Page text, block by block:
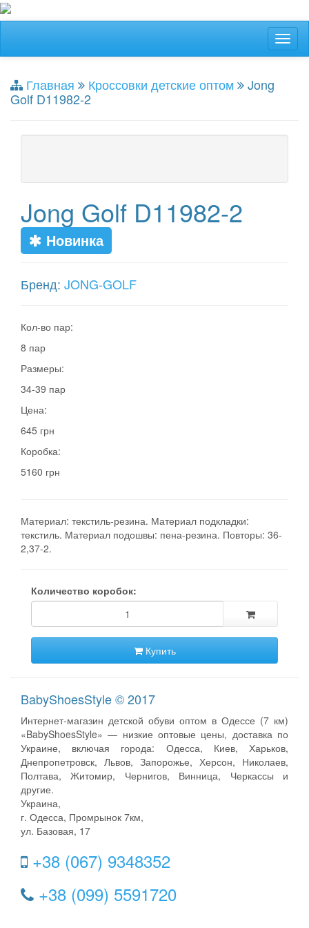
Главная Кроссовки детские оптом
Jong
Golf D11982-2
Jong Golf D11982-2
Новинка
Бренд: JONG-GOLF
Кол-во пар:
8 пар
Размеры:
34-39 пар
Цена:
645 грн
Коробка:
5160 грн
Материал: текстиль-резина. Материал подкладки:
текстиль. Материал подошвы: пена-резина. Повторы: 36-
2,37-2.
Количество коробок:
Купить
BabyShoesStyle © 2017
Интернет-магазин детской обуви оптом в Одессе (7 км)
«BabyShoesStyle» — низкие оптовые цены, доставка по
Украине, включая города: Одесса, Киев, Харьков,
Днепропетровск, Львов, Запорожье, Херсон, Николаев,
Полтава, Житомир, Чернигов, Винница, Черкассы и
другие.
Украина,
г. Одесса, Промрынок 7км,
ул. Базовая, 17
+38 (067) 9348352
+38 (099) 5591720